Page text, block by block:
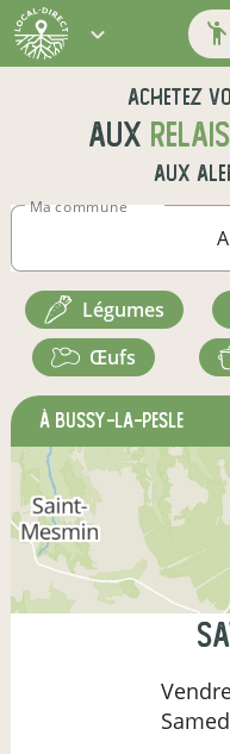
Achetez
aux
aux
Ma commune
légumes
œufs
à Bussy-la-Pesle